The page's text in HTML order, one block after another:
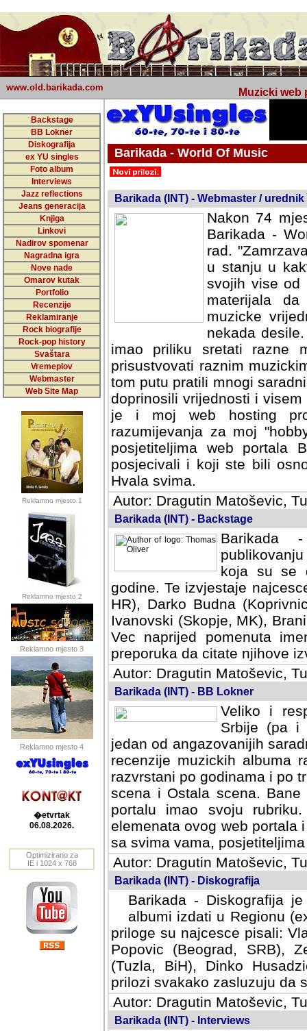
www.old.barikada.com Muzicki web
Backstage
BB Lokner
Diskografija
ex YU singles
Foto album
Interviews
Jazz reflections
Jeans generacija
Knjiga
Linkovi
Nadirov spomenar
Nagradna igra
Nove nade
Omarov kutak
Portfolio
Recenzije
Reklamiranje
Rock biografije
Rock-pop history
Svaštara
Vremeplov
Webmaster
Web Site Map
Reklamno mjesto 1
Reklamno mjesto 2
Reklamno mjesto 3
Reklamno mjesto 4
�etvrtak
06.08.2026.
Optimizirano za
IE i 1024 x 768
Barikada - World Of Music
Barikada (INT) - Webmaster / urednik
Nakon 74
Barikada -
rad.
u stanju u
svojih vise od
materijala
muzicke
nekada
imao priliku sretati razne
prisustvovati raznim
tom putu pratili mnogi
doprinosili vrijednosti i
je i moj web hosting
razumijevanja za moj
posjetiteljima web portala
posjecivali i koji ste bili
Hvala svima.
Autor: Dragutin Matoševic,
Barikada (INT) - Backstage
Barikada
koja su se
godine. Te izvjestaje
HR), Darko Budna
Ivanovski (Skopje, MK),
Vec naprijed pomenuta
preporuka da citate njihove
Autor: Dragutin Matoševic,
Barikada (INT) - BB Lokner
Veliko i
Srbije (pa i
jedan od angazovanijih
recenzije muzickih albuma
razvrstani po godinama i po
scena i Ostala scena.
portalu imao svoju
elemenata ovog web portala
sa svima vama,
Autor: Dragutin Matoševic,
Barikada (INT) - Diskografija
Barikada - Diskografija
albumi izdati u Regionu
priloge su najcesce pisali:
Popovic (Beograd, SRB),
(Tuzla, BiH), Dinko
prilozi svakako zasluzuju da
Autor: Dragutin Matoševic,
Barikada (INT) - Interviews